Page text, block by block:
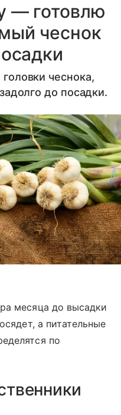
— готовлю
чеснок
чеснока,
до посадки.
месяца до высадки
а питательные
по